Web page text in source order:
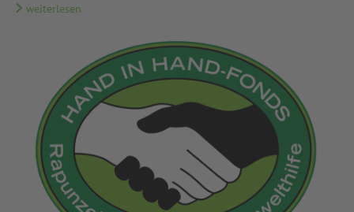
weiterlesen